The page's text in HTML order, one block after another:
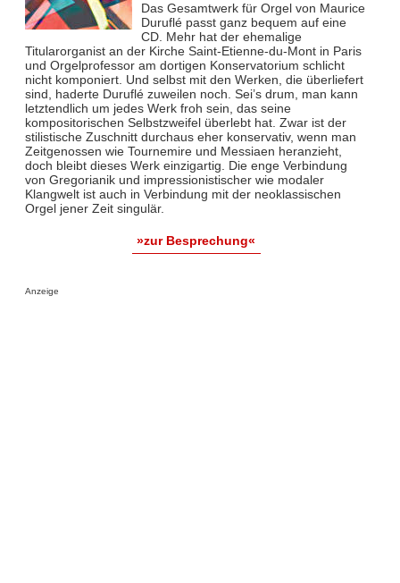
Das Gesamtwerk für Orgel von Maurice
Duruflé passt ganz bequem auf eine
CD. Mehr hat der ehemalige
Titularorganist an der Kirche Saint-Etienne-du-Mont in Paris
und Orgelprofessor am dortigen Konservatorium schlicht
nicht komponiert. Und selbst mit den Werken, die überliefert
sind, haderte Duruflé zuweilen noch. Sei’s drum, man kann
letztendlich um jedes Werk froh sein, das seine
kompositorischen Selbstzweifel überlebt hat. Zwar ist der
stilistische Zuschnitt durchaus eher konservativ, wenn man
Zeitgenossen wie Tournemire und Messiaen heranzieht,
doch bleibt dieses Werk einzigartig. Die enge Verbindung
von Gregorianik und impressionistischer wie modaler
Klangwelt ist auch in Verbindung mit der neoklassischen
Orgel jener Zeit singulär.
»zur Besprechung«
Anzeige